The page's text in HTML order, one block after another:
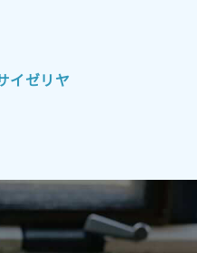
2021年11月
2020年11月
2020年8月
イゼリヤ